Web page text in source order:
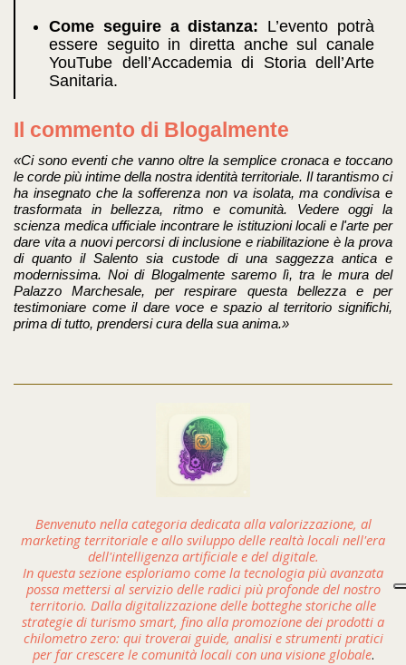
Come seguire a distanza: L’evento potrà
essere seguito in diretta anche sul canale
YouTube dell’Accademia di Storia dell’Arte
Sanitaria.
Il commento di Blogalmente
«Ci sono eventi che vanno oltre la semplice cronaca e toccano
le corde più intime della nostra identità territoriale. Il tarantismo ci
ha insegnato che la sofferenza non va isolata, ma condivisa e
trasformata in bellezza, ritmo e comunità. Vedere oggi la
scienza medica ufficiale incontrare le istituzioni locali e l'arte per
dare vita a nuovi percorsi di inclusione e riabilitazione è la prova
di quanto il Salento sia custode di una saggezza antica e
modernissima. Noi di Blogalmente saremo lì, tra le mura del
Palazzo Marchesale, per respirare questa bellezza e per
testimoniare come il dare voce e spazio al territorio significhi,
prima di tutto, prendersi cura della sua anima.»
Benvenuto nella categoria dedicata alla valorizzazione, al
marketing territoriale e allo sviluppo delle realtà locali nell'era
dell'intelligenza artificiale e del digitale.
In questa sezione esploriamo come la tecnologia più avanzata
possa mettersi al servizio delle radici più profonde del nostro
territorio. Dalla digitalizzazione delle botteghe storiche alle
strategie di turismo smart, fino alla promozione dei prodotti a
chilometro zero: qui troverai guide, analisi e strumenti pratici
per far crescere le comunità locali con una visione globale.